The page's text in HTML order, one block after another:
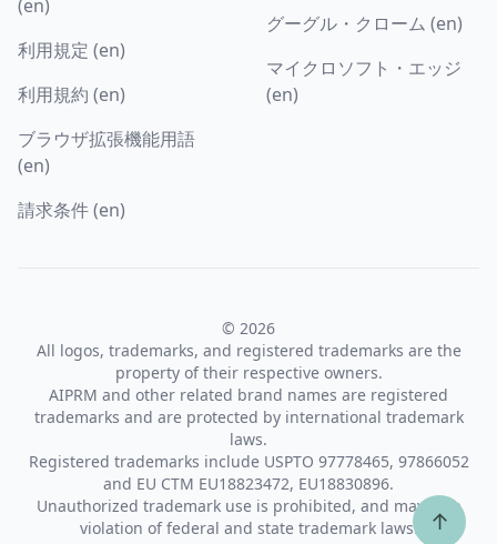
(en)
利用規定 (en)
利用規約 (en)
ブラウザ拡張機能用語
(en)
請求条件 (en)
グーグル・クローム (en)
マイクロソフト・エッジ
(en)
© 2026
All logos, trademarks, and registered trademarks are the
property of their respective owners.
AIPRM and other related brand names are registered
trademarks and are protected by international trademark
laws.
Registered trademarks include USPTO 97778465, 97866052
and EU CTM EU18823472, EU18830896.
Unauthorized trademark use is prohibited, and may be a
violation of federal and state trademark laws.
↑